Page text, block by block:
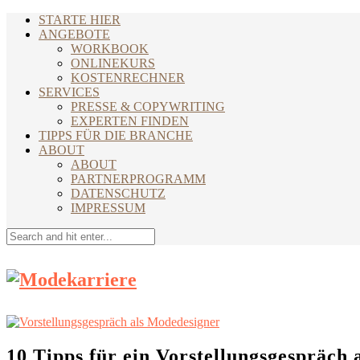
STARTE HIER
ANGEBOTE
WORKBOOK
ONLINEKURS
KOSTENRECHNER
SERVICES
PRESSE & COPYWRITING
EXPERTEN FINDEN
TIPPS FÜR DIE BRANCHE
ABOUT
ABOUT
PARTNERPROGRAMM
DATENSCHUTZ
IMPRESSUM
10 Tipps für ein Vorstellungsgespräch